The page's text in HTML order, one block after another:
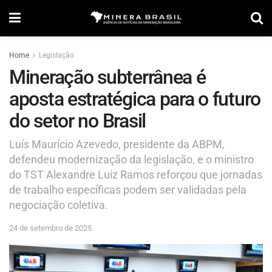
Home Legislação
Mineração subterrânea é
aposta estratégica para o futuro
do setor no Brasil
Luís Maurício Azevedo, presidente da ABPM,
defendeu modernização da legislação, e o ministro
do TST Alexandre Luiz Ramos reforçou que jornadas
de trabalho específicas podem ser validadas pela
negociação coletiva.
24 de setembro de 2025